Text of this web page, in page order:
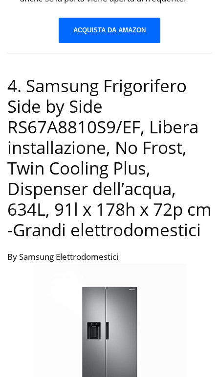
ACQUISTA DA AMAZON
4. Samsung Frigorifero
Side by Side
RS67A8810S9/EF, Libera
installazione, No Frost,
Twin Cooling Plus,
Dispenser dell’acqua,
634L, 91l x 178h x 72p cm
-Grandi elettrodomestici
By Samsung Elettrodomestici